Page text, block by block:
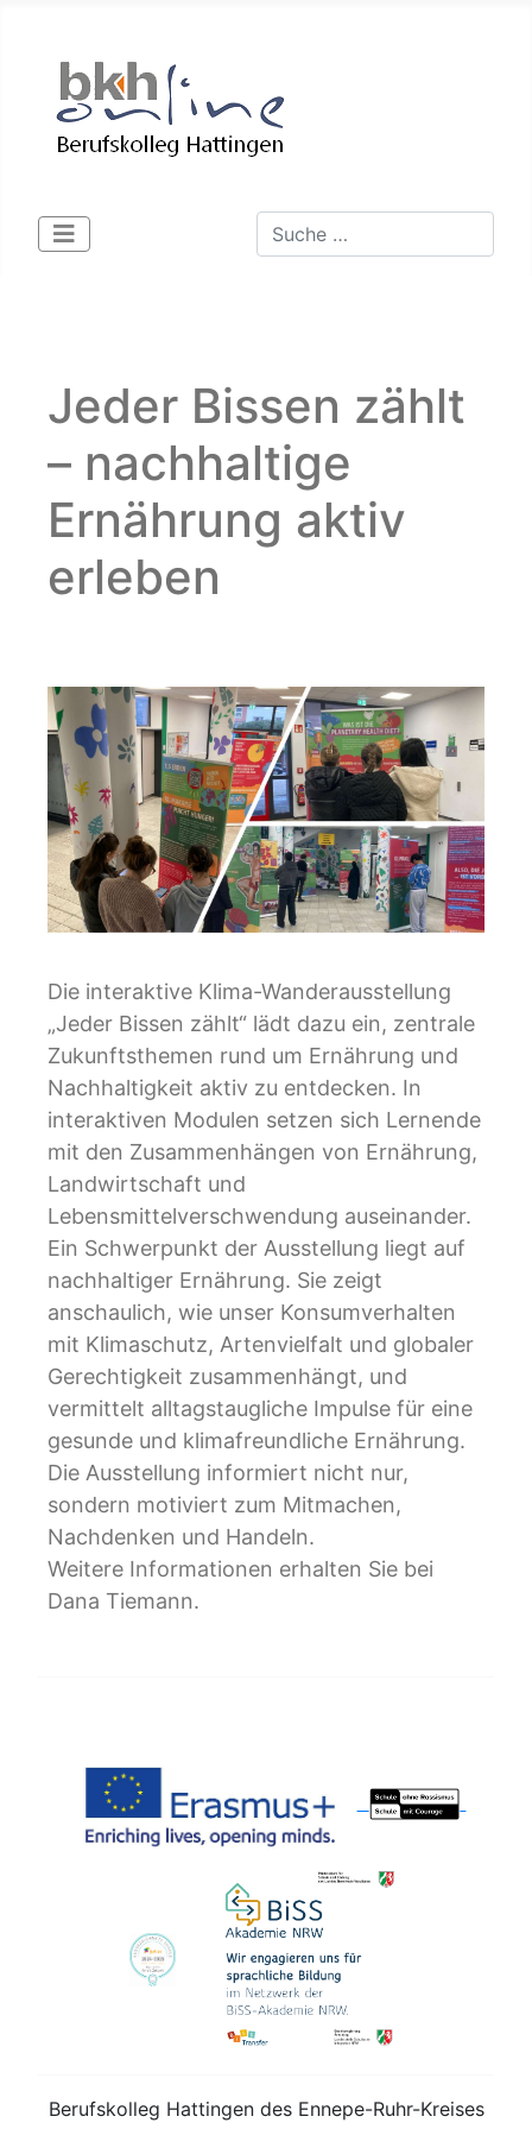
Suchen
Jeder Bissen zählt
– nachhaltige
Ernährung aktiv
erleben
Die interaktive Klima-Wanderausstellung
„Jeder Bissen zählt“ lädt dazu ein, zentrale
Zukunftsthemen rund um Ernährung und
Nachhaltigkeit aktiv zu entdecken. In
interaktiven Modulen setzen sich Lernende
mit den Zusammenhängen von Ernährung,
Landwirtschaft und
Lebensmittelverschwendung auseinander.
Ein Schwerpunkt der Ausstellung liegt auf
nachhaltiger Ernährung. Sie zeigt
anschaulich, wie unser Konsumverhalten
mit Klimaschutz, Artenvielfalt und globaler
Gerechtigkeit zusammenhängt, und
vermittelt alltagstaugliche Impulse für eine
gesunde und klimafreundliche Ernährung.
Die Ausstellung informiert nicht nur,
sondern motiviert zum Mitmachen,
Nachdenken und Handeln.
Weitere Informationen erhalten Sie bei
Dana Tiemann.
Berufskolleg Hattingen des Ennepe-Ruhr-Kreises